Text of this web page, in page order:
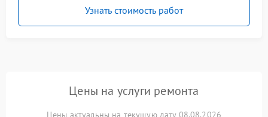
Узнать стоимость работ
Цены на услуги ремонта